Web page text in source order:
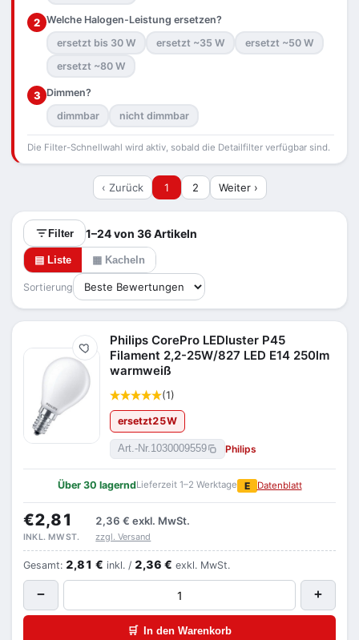
2 Welche Halogen-Leistung ersetzen?
ersetzt bis 30 W
ersetzt ~35 W
ersetzt ~50 W
ersetzt ~80 W
3 Dimmen?
dimmbar
nicht dimmbar
Die Filter-Schnellwahl wird aktiv, sobald die Detailfilter verfügbar sind.
‹ Zurück 1 2 Weiter ›
Filter 1–24 von 36 Artikeln
▤ Liste ▦ Kacheln
Sortierung
Merken
Philips CorePro LEDluster P45
Filament 2,2-25W/827 LED E14 250lm
warmweiß
(1)
ersetzt25W
Art.-Nr.1030009559 Philips
Über 30 lagerndLieferzeit 1–2 Werktage E Datenblatt
€2,81 2,36 € exkl. MwSt.
INKL. MWST. zzgl. Versand
Gesamt: 2,81 € inkl. / 2,36 € exkl. MwSt.
− +
🛒 In den Warenkorb